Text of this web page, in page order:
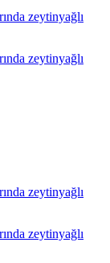
zeytinyağlı
zeytinyağlı
zeytinyağlı
zeytinyağlı